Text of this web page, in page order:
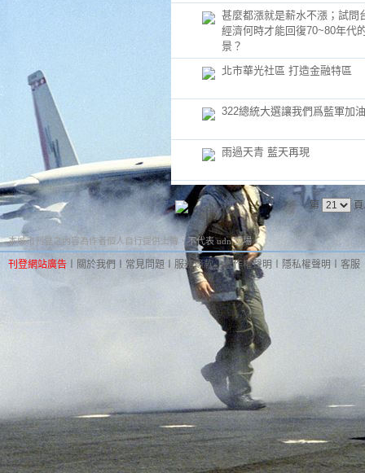
甚麼都漲就是薪水不漲；試問
經濟何時才能回復70~80年代
景？
北市華光社區 打造金融特區
322總統大選讓我們爲藍軍加油
雨過天青 藍天再現
第
本城市刊登之內容為作者個人自行提供上傳，不代表 udn 立場。
刊登網站廣告 關於我們 常見問題 服務條款︱著作權聲明 隱私權聲明 客服